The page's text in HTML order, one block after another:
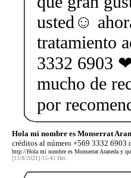
usted☺
tratamiento
3332 6903
mucho de
por
Hola mi nombre es Monserrat
créditos al número +569 3332 6903
http://Hola mi nombre es Monserrat Araneda y
[13/8/2021] 15:43 Hrs.